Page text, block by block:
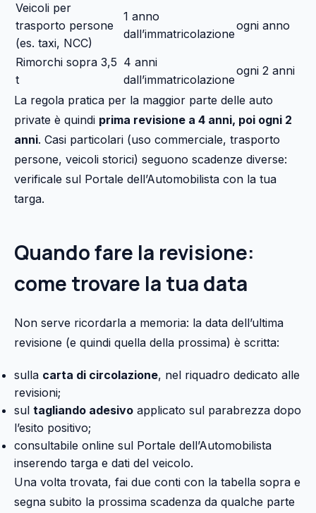
Veicoli per
trasporto persone
(es. taxi, NCC)
1 anno
dall’immatricolazione
ogni anno
Rimorchi sopra 3,5
t
4 anni
dall’immatricolazione
ogni 2 anni
La regola pratica per la maggior parte delle auto
private è quindi prima revisione a 4 anni, poi ogni 2
anni. Casi particolari (uso commerciale, trasporto
persone, veicoli storici) seguono scadenze diverse:
verificale sul Portale dell’Automobilista con la tua
targa.
Quando fare la revisione:
come trovare la tua data
Non serve ricordarla a memoria: la data dell’ultima
revisione (e quindi quella della prossima) è scritta:
sulla carta di circolazione, nel riquadro dedicato alle
revisioni;
sul tagliando adesivo applicato sul parabrezza dopo
l’esito positivo;
consultabile online sul Portale dell’Automobilista
inserendo targa e dati del veicolo.
Una volta trovata, fai due conti con la tabella sopra e
segna subito la prossima scadenza da qualche parte